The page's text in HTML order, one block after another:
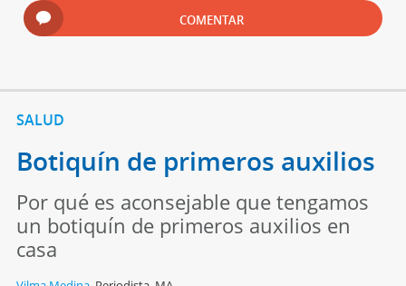
COMENTAR
SALUD
Botiquín de primeros auxilios
Por qué es aconsejable que tengamos
un botiquín de primeros auxilios en
casa